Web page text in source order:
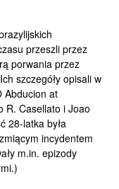
przeszli przez
porwania przez
szczegóły opisali w
Abducion at
R. Casellato i Joao
28-latka była
incydentem
m.in. epizody